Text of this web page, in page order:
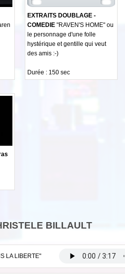
EXTRAITS DOUBLAGE -
COMEDIE"RAVEN'S HOME" ou
le personnage d'une folle
hystérique et gentille qui veut
des amis :-)
Durée : 150 sec
BILLAULT
LA LIBERTE"